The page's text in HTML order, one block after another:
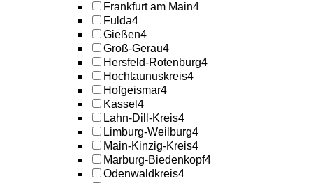
Frankfurt am Main4
Fulda4
Gießen4
Groß-Gerau4
Hersfeld-Rotenburg4
Hochtaunuskreis4
Hofgeismar4
Kassel 4
Lahn-Dill-Kreis4
Limburg-Weilburg4
Main-Kinzig-Kreis4
Marburg-Biedenkopf4
Odenwaldkreis4